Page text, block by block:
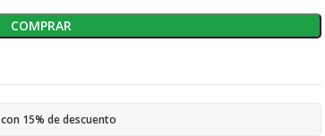
con 15% de descuento
COMPRAR